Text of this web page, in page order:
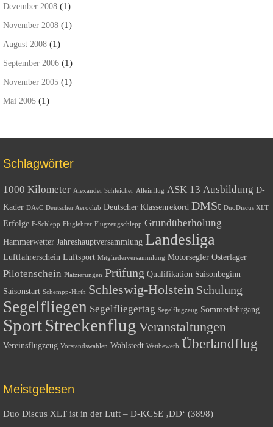
Dezember 2008 (1)
November 2008 (1)
August 2008 (1)
September 2006 (1)
November 2005 (1)
Mai 2005 (1)
Schlagwörter
1000 Kilometer Alexander Schleicher Alleinflug ASK 13 Ausbildung D-
Kader DAeC Deutscher Aeroclub Deutscher Klassenrekord DMSt DuoDiscus XLT
Erfolge F-Schlepp Fluglehrer Flugzeugschlepp Grundüberholung
Hammerwetter Jahreshauptversammlung Landesliga
Luftfahrerschein Luftsport Mitgliederversammlung Motorsegler Osterlager
Pilotenschein Platzierungen Prüfung Qualifikation Saisonbeginn
Saisonstart Schempp-Hirth Schleswig-Holstein Schulung
Segelfliegen Segelfliegertag Segelflugzeug Sommerlehrgang
SportStreckenflug Veranstaltungen
Vereinsflugzeug Vorstandswahlen Wahlstedt Wettbewerb Überlandflug
Meistgelesen
Duo Discus XLT ist in der Luft – D-KCSE ‚DD‘ (3898)